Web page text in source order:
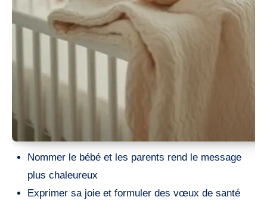
Nommer le bébé et les parents rend le message
plus chaleureux
Exprimer sa joie et formuler des vœux de santé